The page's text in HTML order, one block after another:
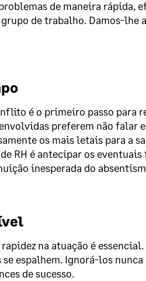
de maneira rápida,
de trabalho. Damos-
é o primeiro passo para
preferem não falar
os mais letais para a
RH é antecipar os
inesperada do
na atuação é
espalhem. Ignorá-los
de sucesso.